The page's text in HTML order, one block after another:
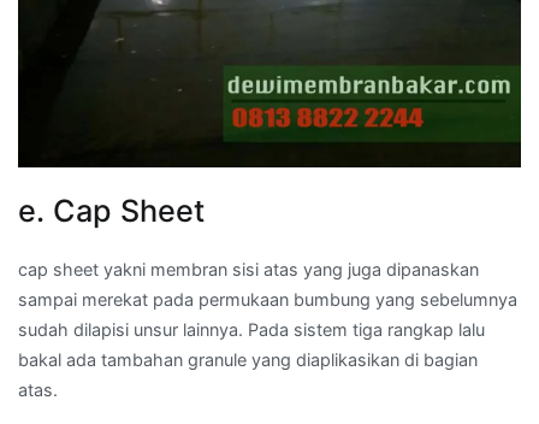
e. Cap Sheet
cap sheet yakni membran sisi atas yang juga dipanaskan
sampai merekat pada permukaan bumbung yang sebelumnya
sudah dilapisi unsur lainnya. Pada sistem tiga rangkap lalu
bakal ada tambahan granule yang diaplikasikan di bagian
atas.